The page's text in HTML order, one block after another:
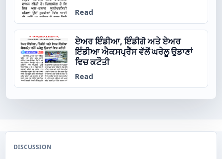
Read
ਏਅਰ ਇੰਡੀਆ, ਇੰਡੀਗੋ ਅਤੇ ਏਅਰ
ਇੰਡੀਆ ਐਕਸਪ੍ਰੈੱਸ ਵੱਲੋਂ ਘਰੇਲੂ ਉਡਾਣਾਂ
ਵਿਚ ਕਟੌਤੀ
Read
DISCUSSION